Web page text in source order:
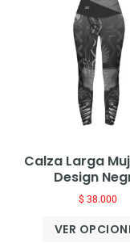
Calza Larga
Design
$ 38.000
VER